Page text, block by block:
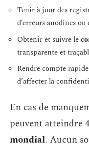
Tenir à jour des
d’erreurs anodines
Obtenir et suivre le
transparente et
Rendre compte
d’affecter la
En cas de
peuvent atteindre
mondial. Aucun